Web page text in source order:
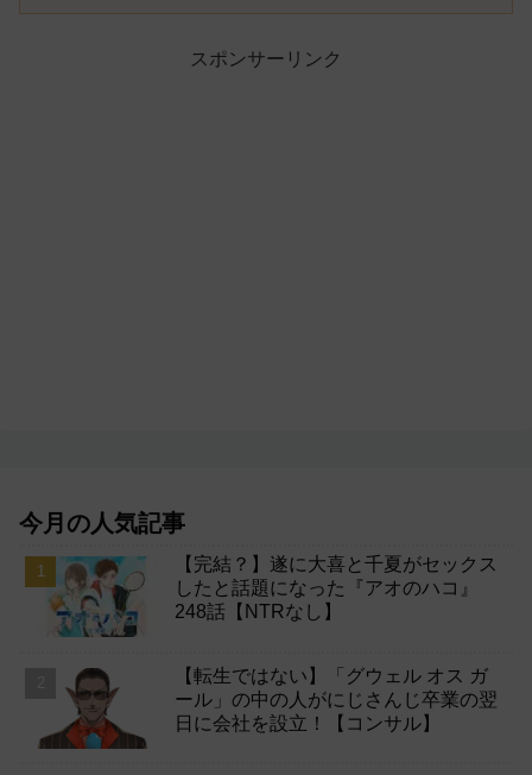
スポンサーリンク
今月の人気記事
【完結？】遂に大喜と千夏がセックス
したと話題になった『アオのハコ』
248話【NTRなし】
【転生ではない】「グウェル オス ガ
ール」の中の人がにじさんじ卒業の翌
日に会社を設立！【コンサル】